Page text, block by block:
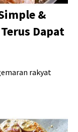
&
Dapat
rakyat